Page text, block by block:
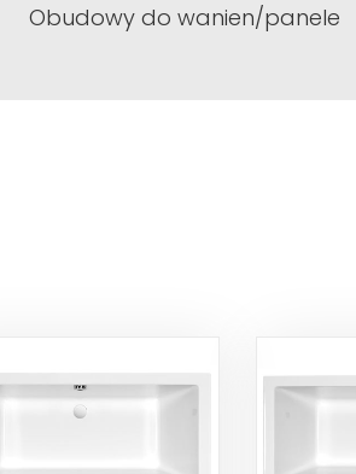
Obudowy do wanien/panele